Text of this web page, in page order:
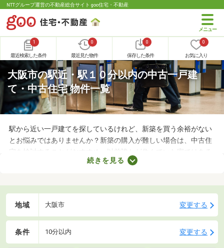
NTTグループ運営の不動産総合サイト goo住宅・不動産
1
最近検索した条件
0
最近見た物件
0
保存した条件
0
お気に入り
大阪市の駅近・駅１０分以内の中古一戸建
て・中古住宅 物件一覧
駅から近い一戸建てを探しているけれど、新築を買う余裕がない
とお悩みではありませんか？新築の購入が難しい場合は、中古住
宅を検討することがおすすめ。以前誰かが住んでいた家ではある
ものの、費用を大幅に抑えられるメリットがあります。ここで
続きを見る
地域 大阪市 変更する
条件 10分以内 変更する